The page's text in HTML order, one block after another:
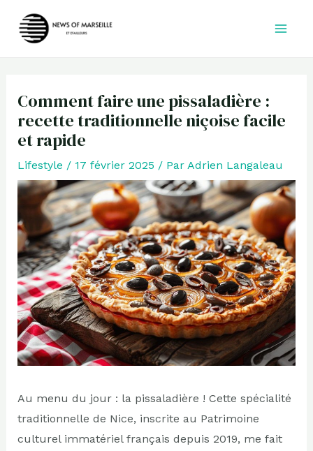
Comment faire une pissaladière :
recette traditionnelle niçoise facile
et rapide
Lifestyle / 17 février 2025 / Par Adrien Langaleau
Au menu du jour : la pissaladière ! Cette spécialité
traditionnelle de Nice, inscrite au Patrimoine
culturel immatériel français depuis 2019, me fait